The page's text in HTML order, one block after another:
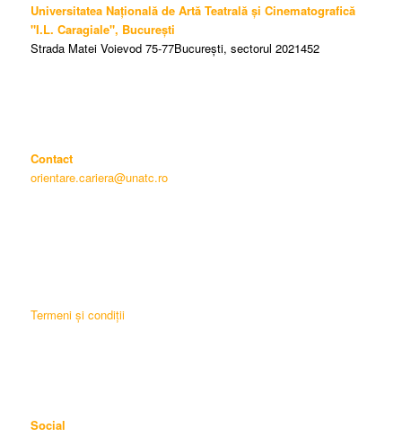
Universitatea Națională de Artă Teatrală și Cinematografică
"I.L. Caragiale", București
Strada Matei Voievod 75-77București, sectorul 2021452
Contact
orientare.cariera@unatc.ro
Termeni și condiții
Social